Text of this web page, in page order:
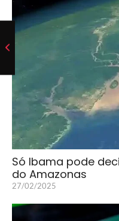
Só Ibama pode
do Amazonas
27/02/2025